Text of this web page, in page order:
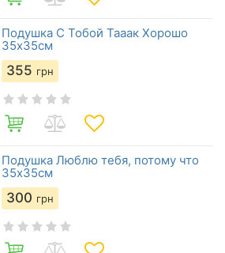
Подушка С Тобой Тааак Хорошо
35х35см
355 грн
Подушка Люблю тебя, потому что
35х35см
300 грн